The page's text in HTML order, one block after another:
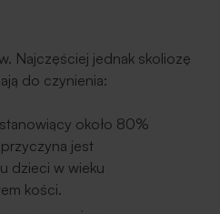
Najczęściej jednak skoliozę
do czynienia:
około 80%
jest
dzieci w wieku
kości.